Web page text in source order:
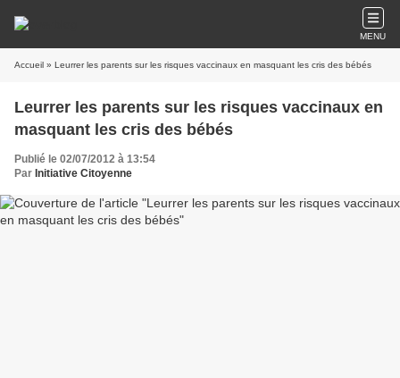
MENU
Accueil » Leurrer les parents sur les risques vaccinaux en masquant les cris des bébés
Leurrer les parents sur les risques vaccinaux en
masquant les cris des bébés
Publié le 02/07/2012 à 13:54
Par Initiative Citoyenne